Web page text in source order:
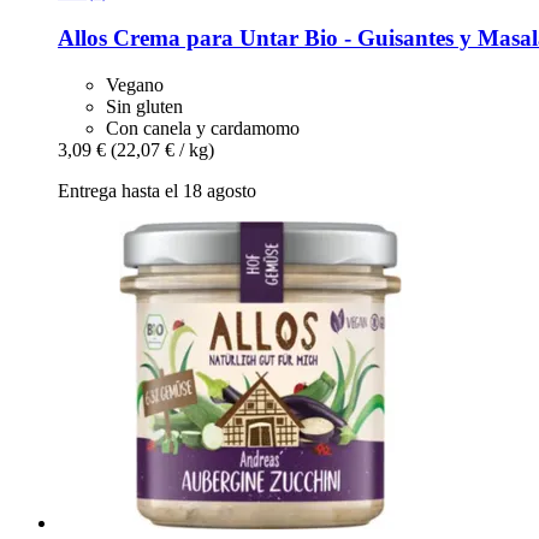
Allos Crema para Untar Bio -​ Guisantes y
Vegano
Sin gluten
Con canela y cardamomo
3,09 € (22,07 € / kg)
Entrega hasta el 18 agosto